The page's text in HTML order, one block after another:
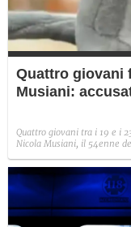
Quattro giovani
Musiani:
Quattro giovani tra i 19 e i
Nicola Musiani, il 54enne
altri accertamenti.